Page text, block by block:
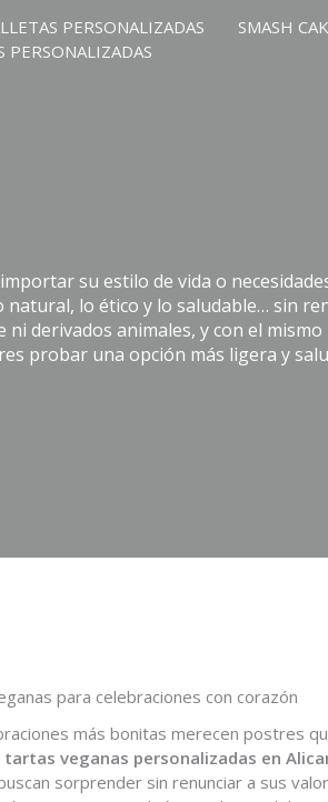
PERSONALIZADAS
SMASH
PERSONALIZADAS
su estilo de vida o
natural, lo ético y lo saludable… sin
derivados animales, y con el mismo
probar una opción más ligera y
para celebraciones con corazón
más bonitas merecen postres
tartas veganas personalizadas en
sorprender sin renunciar a sus